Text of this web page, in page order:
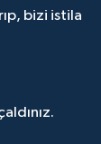
bizi istila